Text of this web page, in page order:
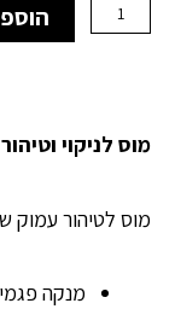
purifying
מוס לניקוי
מוס לטיהור עמוק
מנקה